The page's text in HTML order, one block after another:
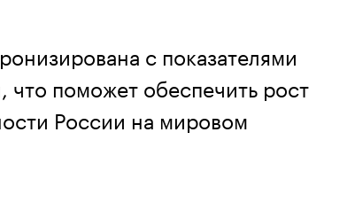
с показателями
поможет обеспечить рост
России на мировом